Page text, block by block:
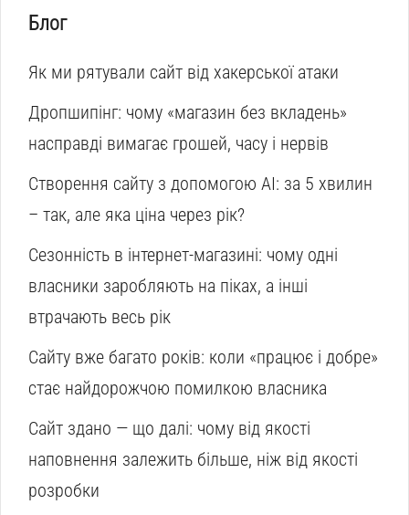
Блог
Як ми рятували сайт від хакерської атаки
Дропшипінг: чому «магазин без вкладень»
насправді вимагає грошей, часу і нервів
Створення сайту з допомогою AI: за 5 хвилин
– так, але яка ціна через рік?
Сезонність в інтернет-магазині: чому одні
власники заробляють на піках, а інші
втрачають весь рік
Сайту вже багато років: коли «працює і добре»
стає найдорожчою помилкою власника
Сайт здано — що далі: чому від якості
наповнення залежить більше, ніж від якості
розробки